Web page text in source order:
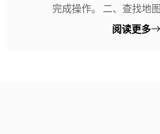
完成操作。 二、查找地
阅读更多